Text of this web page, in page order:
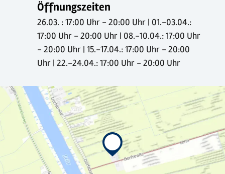
Öffnungszeiten
26.03. : 17:00 Uhr - 20:00 Uhr | 01.-03.04.:
17:00 Uhr - 20:00 Uhr | 08.-10.04.: 17:00 Uhr
- 20:00 Uhr | 15.-17.04.: 17:00 Uhr - 20:00
Uhr | 22.-24.04.: 17:00 Uhr - 20:00 Uhr